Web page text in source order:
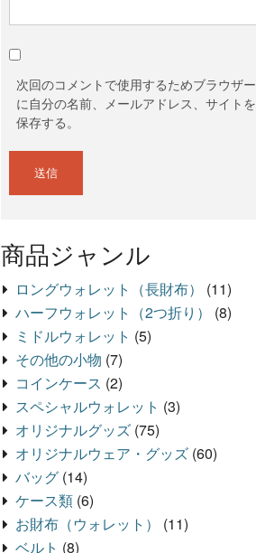
次回のコメントで使用するためブラウザー
に自分の名前、メールアドレス、サイトを
保存する。
商品ジャンル
ロングウォレット（長財布）
(11)
ハーフウォレット（2つ折り）
(8)
ミドルウォレット (5)
その他の小物 (7)
コインケース (2)
スペシャルウォレット (3)
オリジナルグッズ (75)
オリジナルウェア・グッズ (60)
バッグ (14)
ケース類 (6)
お財布（ウォレット）
(11)
ベルト (8)